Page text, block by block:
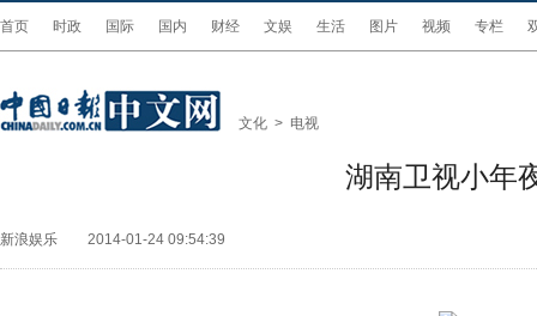
首页 时政 国际 国内 财经 文娱 生活 图片 视频 专栏
文化 > 电视
湖南卫视小年
新浪娱乐 2014-01-24 09:54:39